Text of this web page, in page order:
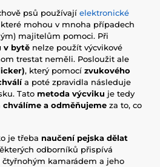
psů používají elektronické
mohou v mnoha případech
majitelům pomoci. Při
v bytě nelze použít výcvikové
trestat neměli. Posloužit ale
, který pomocí zvukového
a poté zpravidla následuje
Tato metoda výcviku je tedy
chválíme a odměňujeme za to, co
je třeba naučení pejska dělat
odborníků přispívá
čtyřnohým kamarádem a jeho